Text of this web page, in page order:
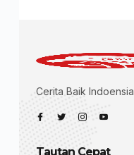
Cerita Baik Indoensia
Tautan Cepat